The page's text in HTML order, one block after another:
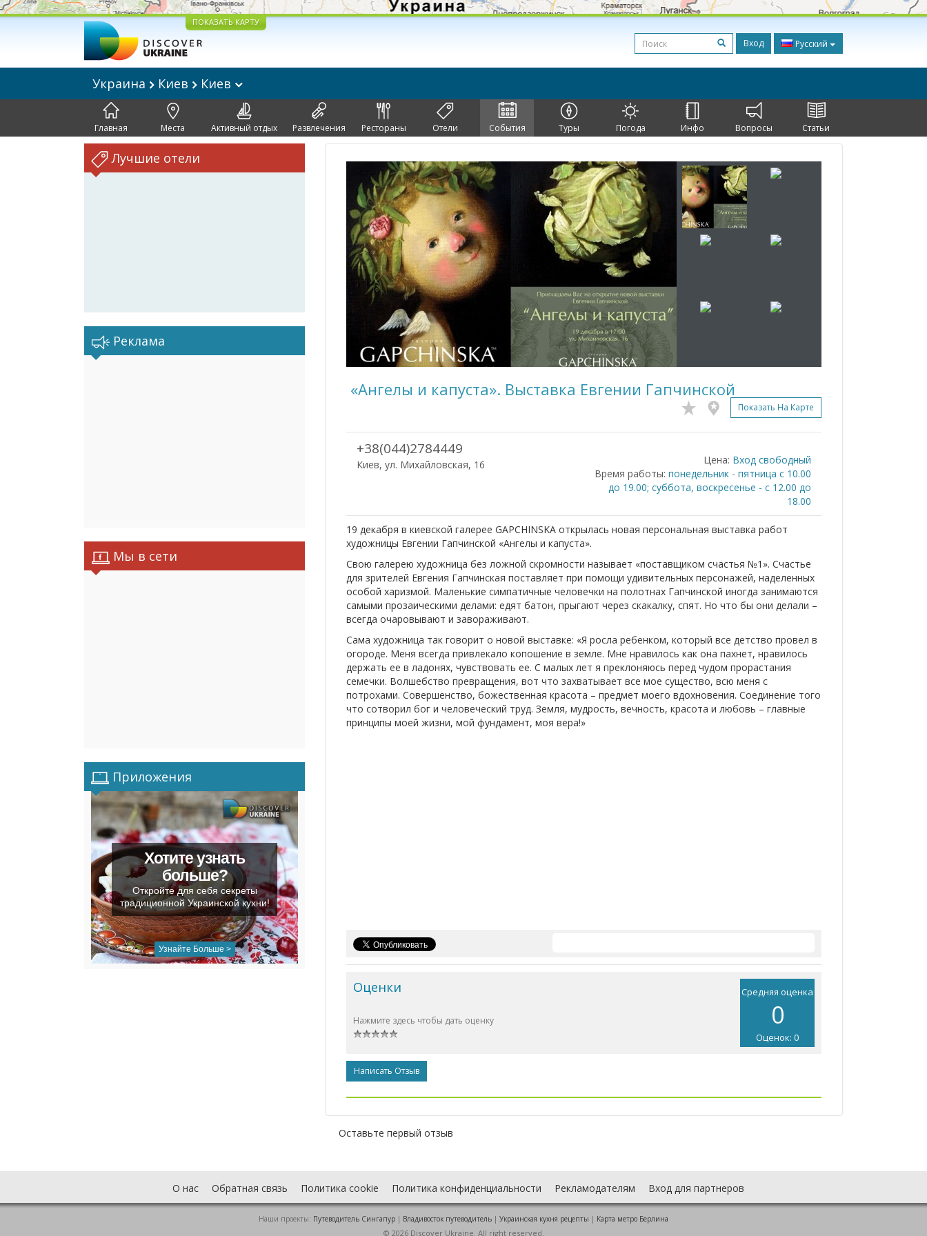
ПОКАЗАТЬ КАРТУ
Вход Русский
Украина Киев Киев
Главная Места Активный отдых Развлечения Рестораны Отели События Туры Погода Инфо Вопросы Статьи
Лучшие отели
Реклама
Мы в сети
Приложения
Хотите узнать
больше?
Откройте для себя секреты
традиционной Украинской кухни!
Узнайте Больше >
«Ангелы и капуста». Выставка Евгении Гапчинской
Показать На Карте
+38(044)2784449
Киев, ул. Михайловская, 16 Цена: Вход свободный
Время работы: понедельник - пятница с 10.00
до 19.00; суббота, воскресенье - с 12.00 до
18.00
19 декабря в киевской галерее GAPCHINSKA открылась новая персональная выставка работ
художницы Евгении Гапчинской «Ангелы и капуста».
Свою галерею художница без ложной скромности называет «поставщиком счастья №1». Счастье
для зрителей Евгения Гапчинская поставляет при помощи удивительных персонажей, наделенных
особой харизмой. Маленькие симпатичные человечки на полотнах Гапчинской иногда занимаются
самыми прозаическими делами: едят батон, прыгают через скакалку, спят. Но что бы они делали –
всегда очаровывают и завораживают.
Сама художница так говорит о новой выставке: «Я росла ребенком, который все детство провел в
огороде. Меня всегда привлекало копошение в земле. Мне нравилось как она пахнет, нравилось
держать ее в ладонях, чувствовать ее. С малых лет я преклоняюсь перед чудом прорастания
семечки. Волшебство превращения, вот что захватывает все мое существо, всю меня с
потрохами. Совершенство, божественная красота – предмет моего вдохновения. Соединение того
что сотворил бог и человеческий труд. Земля, мудрость, вечность, красота и любовь – главные
принципы моей жизни, мой фундамент, моя вера!»
Средняя оценка
0
Оценок: 0
Оценки
Нажмите здесь чтобы дать оценку
Написать Отзыв
Оставьте первый отзыв
О нас Обратная связь Политика cookie Политика конфиденциальности Рекламодателям Вход для партнеров
Наши проекты: Путеводитель Сингапур | Владивосток путеводитель | Украинская кухня рецепты | Карта метро Берлина
© 2026 Discover Ukraine. All right reserved.